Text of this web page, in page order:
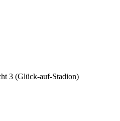
3 (Glück-auf-Stadion)